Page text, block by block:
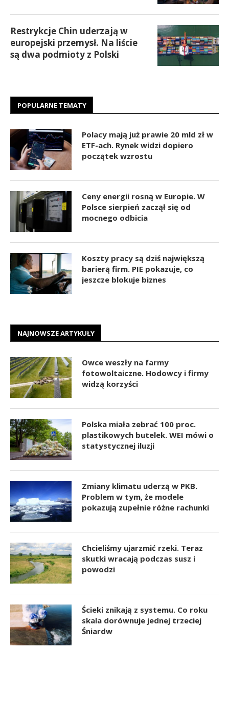
Restrykcje Chin uderzają w
europejski przemysł. Na liście
są dwa podmioty z Polski
POPULARNE TEMATY
Polacy mają już prawie 20 mld zł w
ETF-ach. Rynek widzi dopiero
początek wzrostu
Ceny energii rosną w Europie. W
Polsce sierpień zaczął się od
mocnego odbicia
Koszty pracy są dziś największą
barierą firm. PIE pokazuje, co
jeszcze blokuje biznes
NAJNOWSZE ARTYKUŁY
Owce weszły na farmy
fotowoltaiczne. Hodowcy i firmy
widzą korzyści
Polska miała zebrać 100 proc.
plastikowych butelek. WEI mówi o
statystycznej iluzji
Zmiany klimatu uderzą w PKB.
Problem w tym, że modele
pokazują zupełnie różne rachunki
Chcieliśmy ujarzmić rzeki. Teraz
skutki wracają podczas susz i
powodzi
Ścieki znikają z systemu. Co roku
skala dorównuje jednej trzeciej
Śniardw